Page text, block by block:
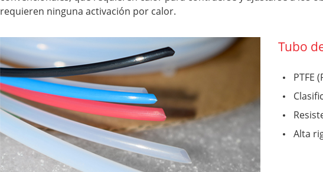
requieren ninguna activación por calor.
Tubo
PTFE
Alta